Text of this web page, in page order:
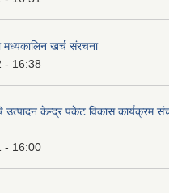
खर्च संरचना
- 16:38
उत्पादन केन्द्र पकेट विकास कार्यक्रम
- 16:00